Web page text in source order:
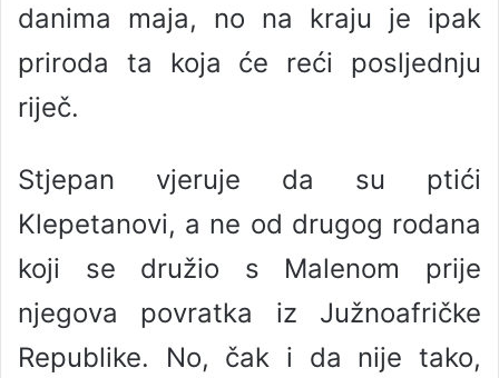
danima maja, no na kraju je ipak
priroda ta koja će reći posljednju
riječ.
Stjepan vjeruje da su ptići
Klepetanovi, a ne od drugog rodana
koji se družio s Malenom prije
njegova povratka iz Južnoafričke
Republike. No, čak i da nije tako,